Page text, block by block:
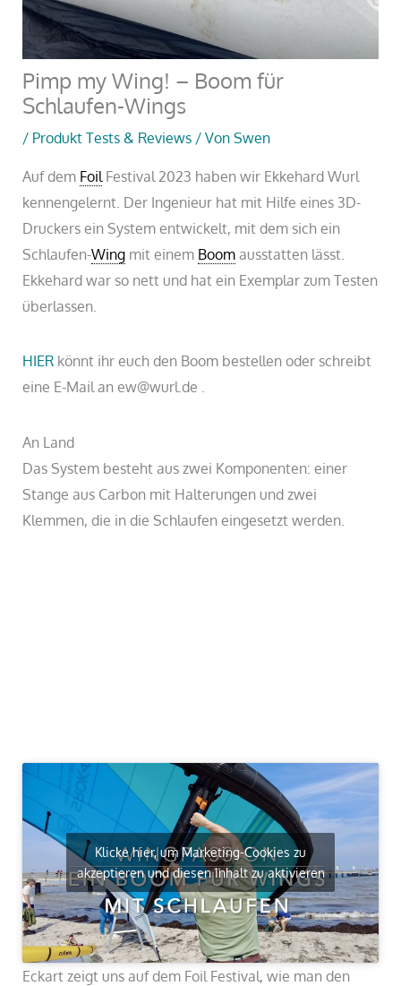
Pimp my Wing! – Boom für
Schlaufen-Wings
/ Produkt Tests & Reviews / VonSwen
Auf dem Foil Festival 2023 haben wir Ekkehard Wurl
kennengelernt. Der Ingenieur hat mit Hilfe eines 3D-
Druckers ein System entwickelt, mit dem sich ein
Schlaufen-Wing mit einem Boomausstatten lässt.
Ekkehard war so nett und hat ein Exemplar zum Testen
überlassen.
HIER könnt ihr euch den Boom bestellen oder schreibt
eine E-Mail an ew@wurl.de .
An Land
Das System besteht aus zwei Komponenten: einer
Stange aus Carbon mit Halterungen und zwei
Klemmen, die in die Schlaufen eingesetzt werden.
Klicke hier, um Marketing-Cookies zu
akzeptieren und diesen Inhalt zu aktivieren
Eckart zeigt uns auf dem Foil Festival, wie man den